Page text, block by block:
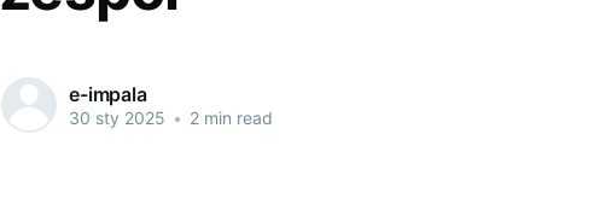
e-impala
30 sty 2025 • 2 min read